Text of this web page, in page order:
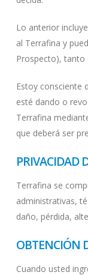
Lo anterior
al Terrafina y
Prospecto), tanto
Estoy consciente
esté dando o
Terrafina
que deberá ser
PRIVACIDAD
Terrafina se
administrativas,
daño, pérdida,
OBTENCIÓN
Cuando usted